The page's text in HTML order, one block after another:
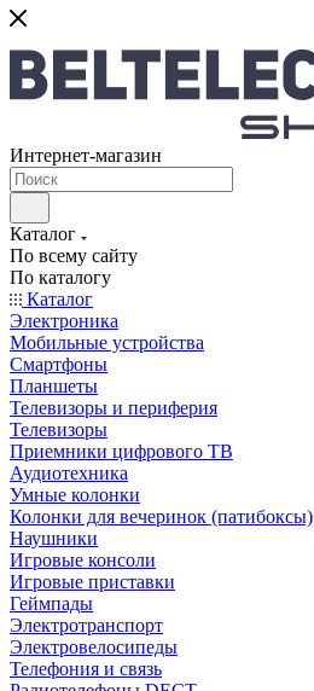
Интернет-магазин
Каталог
По всему сайту
По каталогу
Каталог
Электроника
Мобильные устройства
Смартфоны
Планшеты
Телевизоры и периферия
Телевизоры
Приемники цифрового ТВ
Аудиотехника
Умные колонки
Колонки для вечеринок (патибоксы)
Наушники
Игровые консоли
Игровые приставки
Геймпады
Электротранспорт
Электровелосипеды
Телефония и связь